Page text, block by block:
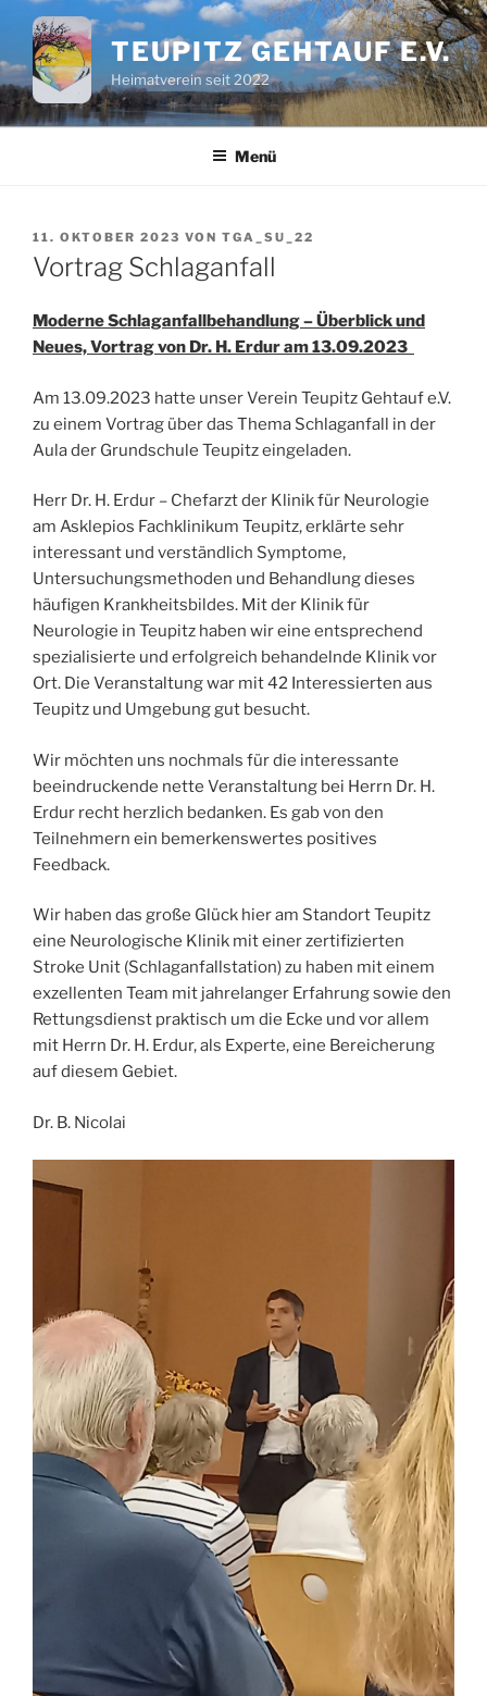
Inhalt
springen
TEUPITZ GEHTAUF E.V.
Heimatverein seit 2022
Menü
VERÖFFENTLICHT
AM
11. OKTOBER 2023 VON TGA_SU_22
Vortrag Schlaganfall
Moderne Schlaganfallbehandlung – Überblick und
Neues, Vortrag von Dr. H. Erdur am 13.09.2023
Am 13.09.2023 hatte unser Verein Teupitz Gehtauf e.V.
zu einem Vortrag über das Thema Schlaganfall in der
Aula der Grundschule Teupitz eingeladen.
Herr Dr. H. Erdur – Chefarzt der Klinik für Neurologie
am Asklepios Fachklinikum Teupitz, erklärte sehr
interessant und verständlich Symptome,
Untersuchungsmethoden und Behandlung dieses
häufigen Krankheitsbildes. Mit der Klinik für
Neurologie in Teupitz haben wir eine entsprechend
spezialisierte und erfolgreich behandelnde Klinik vor
Ort. Die Veranstaltung war mit 42 Interessierten aus
Teupitz und Umgebung gut besucht.
Wir möchten uns nochmals für die interessante
beeindruckende nette Veranstaltung bei Herrn Dr. H.
Erdur recht herzlich bedanken. Es gab von den
Teilnehmern ein bemerkenswertes positives
Feedback.
Wir haben das große Glück hier am Standort Teupitz
eine Neurologische Klinik mit einer zertifizierten
Stroke Unit (Schlaganfallstation) zu haben mit einem
exzellenten Team mit jahrelanger Erfahrung sowie den
Rettungsdienst praktisch um die Ecke und vor allem
mit Herrn Dr. H. Erdur, als Experte, eine Bereicherung
auf diesem Gebiet.
Dr. B. Nicolai